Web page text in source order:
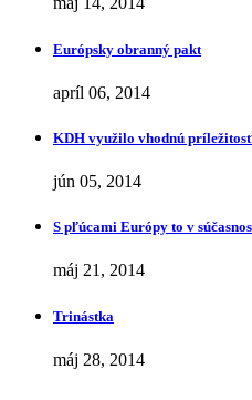
Európsky obranný pakt
apríl 06, 2014
KDH využilo vhodnú
jún 05, 2014
S pľúcami Európy to v
máj 21, 2014
Trinástka
máj 28, 2014